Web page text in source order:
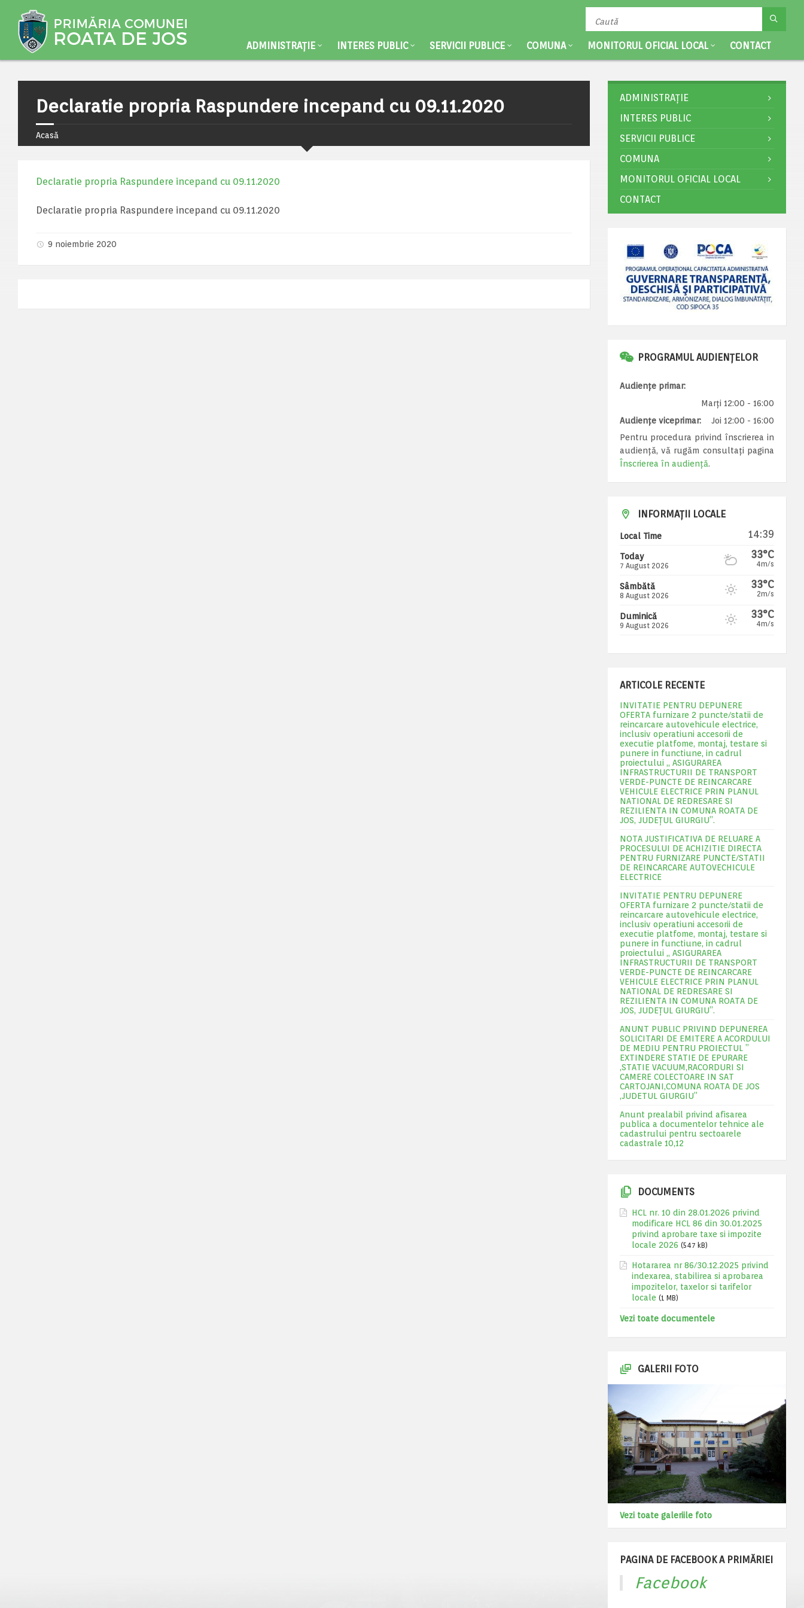
ADMINISTRAȚIE INTERES PUBLIC SERVICII PUBLICE COMUNA MONITORUL OFICIAL LOCAL CONTACT
Declaratie propria Raspundere incepand cu 09.11.2020
Acasă
Declaratie propria Raspundere incepand cu 09.11.2020
Declaratie propria Raspundere incepand cu 09.11.2020
9 noiembrie 2020
ADMINISTRAȚIE
INTERES PUBLIC
SERVICII PUBLICE
COMUNA
MONITORUL OFICIAL LOCAL
CONTACT
PROGRAMUL AUDIENȚELOR
Audiențe primar:
Marți 12:00 - 16:00
Audiențe viceprimar:
Joi 12:00 - 16:00
Pentru procedura privind înscrierea in
audiență, vă rugăm consultați pagina
Înscrierea în audiență.
INFORMAȚII LOCALE
Local Time 14:39
Today
7 August 2026
33°C
4m/s
Sâmbătă
8 August 2026
33°C
2m/s
Duminică
9 August 2026
33°C
4m/s
ARTICOLE RECENTE
INVITATIE PENTRU DEPUNERE
OFERTA furnizare 2 puncte/statii de
reincarcare autovehicule electrice,
inclusiv operatiuni accesorii de
executie platfome, montaj, testare si
punere in functiune, in cadrul
proiectului „ ASIGURAREA
INFRASTRUCTURII DE TRANSPORT
VERDE-PUNCTE DE REINCARCARE
VEHICULE ELECTRICE PRIN PLANUL
NATIONAL DE REDRESARE SI
REZILIENTA IN COMUNA ROATA DE
JOS, JUDEŢUL GIURGIU”.
NOTA JUSTIFICATIVA DE RELUARE A
PROCESULUI DE ACHIZITIE DIRECTA
PENTRU FURNIZARE PUNCTE/STATII
DE REINCARCARE AUTOVECHICULE
ELECTRICE
INVITATIE PENTRU DEPUNERE
OFERTA furnizare 2 puncte/statii de
reincarcare autovehicule electrice,
inclusiv operatiuni accesorii de
executie platfome, montaj, testare si
punere in functiune, in cadrul
proiectului „ ASIGURAREA
INFRASTRUCTURII DE TRANSPORT
VERDE-PUNCTE DE REINCARCARE
VEHICULE ELECTRICE PRIN PLANUL
NATIONAL DE REDRESARE SI
REZILIENTA IN COMUNA ROATA DE
JOS, JUDEŢUL GIURGIU”.
ANUNT PUBLIC PRIVIND DEPUNEREA
SOLICITARI DE EMITERE A ACORDULUI
DE MEDIU PENTRU PROIECTUL ”
EXTINDERE STATIE DE EPURARE
,STATIE VACUUM,RACORDURI SI
CAMERE COLECTOARE IN SAT
CARTOJANI,COMUNA ROATA DE JOS
,JUDETUL GIURGIU”
Anunt prealabil privind afisarea
publica a documentelor tehnice ale
cadastrului pentru sectoarele
cadastrale 10,12
DOCUMENTS
HCL nr. 10 din 28.01.2026 privind
modificare HCL 86 din 30.01.2025
privind aprobare taxe si impozite
locale 2026 (547 kB)
Hotararea nr 86/30.12.2025 privind
indexarea, stabilirea si aprobarea
impozitelor, taxelor si tarifelor
locale (1 MB)
Vezi toate documentele
GALERII FOTO
Vezi toate galeriile foto
PAGINA DE FACEBOOK A PRIMĂRIEI
Facebook